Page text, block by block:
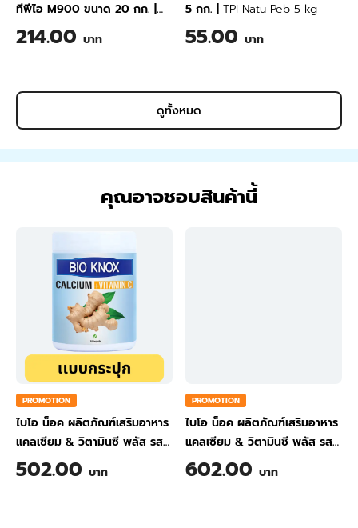
ทีพีไอ M900 ขนาด 20 กก.
TPI Stucco (Ready Made
Mortar For Stucco) M900 20
214.00 บาท
5 กก.
TPI Natu Peb 5 kg
55.00 บาท
ดูทั้งหมด
คุณอาจชอบสินค้านี้
PROMOTION
ไบโอ น็อค ผลิตภัณฑ์เสริมอาหาร
แคลเซียม & วิตามินซี พลัส รส
ขิง ขนาด 200 กรัม
502.00 บาท
PROMOTION
ไบโอ น็อค ผลิตภัณฑ์เสริมอาหาร
แคลเซียม & วิตามินซี พลัส รส
ส้ม ขนาด 200 กรัม
602.00 บาท